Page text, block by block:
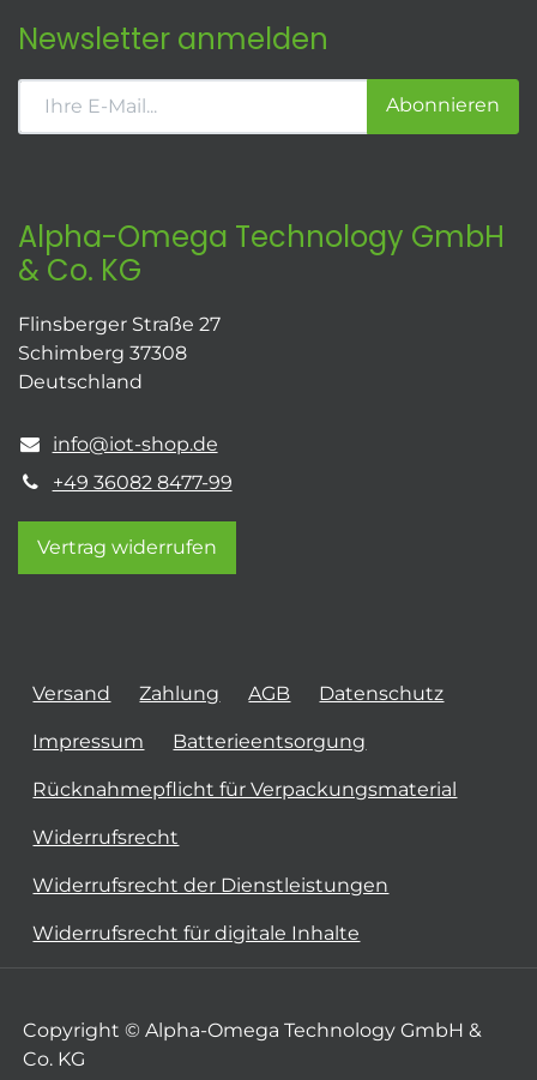
Newsletter anmelden
Abonnieren
Alpha-Omega Technology GmbH
& Co. KG
Flinsberger Straße 27
Schimberg 37308
Deutschland
info@iot-shop.de
+49 36082 8477-99
Vertrag widerrufen
Versand Zahlung AGB Datenschutz
Impressum Batterieentsorgung
Rücknahmepflicht für Verpackungsmaterial
Widerrufsrecht
Widerrufsrecht der Dienstleistungen
Widerrufsrecht für digitale Inhalte
Copyright © Alpha-Omega Technology GmbH &
Co. KG